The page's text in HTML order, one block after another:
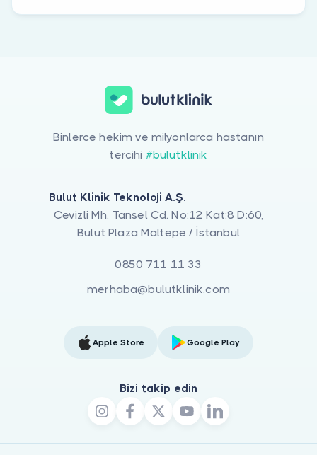
Binlerce hekim ve milyonlarca hastanın
tercihi #bulutklinik
Bulut Klinik Teknoloji A.Ş.
Cevizli Mh. Tansel Cd. No:12 Kat:8 D:60,
Bulut Plaza Maltepe / İstanbul
0850 711 11 33
merhaba@bulutklinik.com
Apple Store Google Play
Bizi takip edin